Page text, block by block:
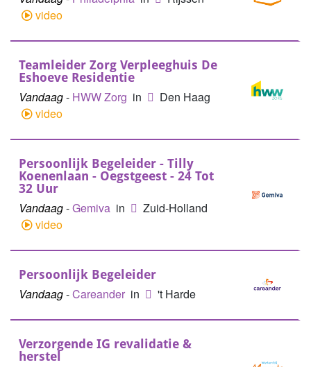
video
Teamleider Zorg Verpleeghuis De
Eshoeve Residentie
Vandaag- HWW Zorg in
Den Haag
video
Persoonlijk Begeleider - Tilly
Koenenlaan - Oegstgeest - 24 Tot
32 Uur
Vandaag-Gemiva in
Zuid-Holland
video
Persoonlijk Begeleider
Vandaag-Careander in 't Harde
Verzorgende IG revalidatie &
herstel